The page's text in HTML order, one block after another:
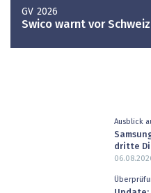
GV 2026
Swico warnt vor
Ausblick
dritte